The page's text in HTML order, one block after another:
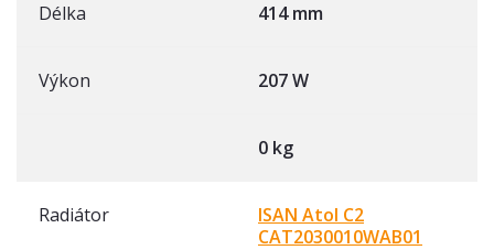
Délka 414 mm
Výkon 207 W
0 kg
Radiátor
ISAN Atol C2
CAT2030010WAB01